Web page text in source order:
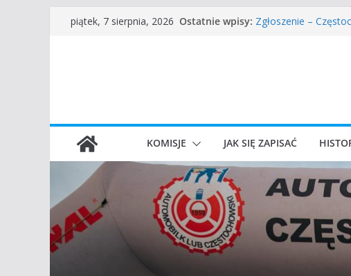
Przejdźpiątek, 7 sierpnia, 2026 Ostatnie wpisy: Częstochowskie
I Gliwicki Classic
KOMISJE JAK SIĘ ZAPISAĆ